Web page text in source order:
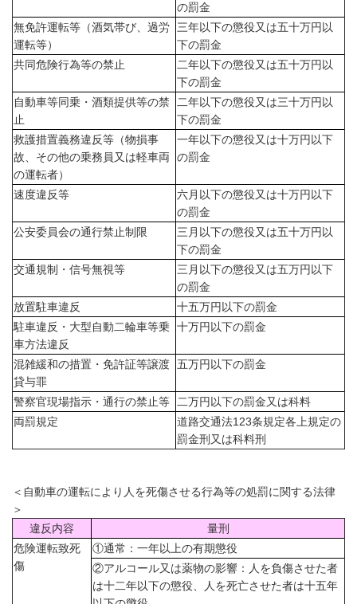
の罰金
無免許運転等（酒気帯び、過労
運転等）
三年以下の懲役又は五十万円以
下の罰金
共同危険行為等の禁止
二年以下の懲役又は五十万円以
下の罰金
自動車等同乗・酒類提供等の禁
止
二年以下の懲役又は三十万円以
下の罰金
救護措置義務違反等（物損事
故、その他の乗務員又は軽車両
の運転者）
一年以下の懲役又は十万円以下
の罰金
速度違反等
六月以下の懲役又は十万円以下
の罰金
公安委員会の通行禁止制限
三月以下の懲役又は五十万円以
下の罰金
交通規制・信号無視等
三月以下の懲役又は五万円以下
の罰金
放置駐車違反
十五万円以下の罰金
駐車違反・大型自動二輪車等乗
車方法違反
十万円以下の罰金
混雑緩和の措置・免許証等譲渡
貸与罪
五万円以下の罰金
警察官現場指示・通行の禁止等
二万円以下の罰金又は科料
両罰規定
道路交通法123条規定各上規定の
罰金刑又は科料刑
＜自動車の運転により人を死傷させる行為等の処罰に関する法律
＞
違反内容
量刑
危険運転致死
傷
①通常：一年以上の有期懲役
②アルコール又は薬物の影響：人を負傷させた者
は十二年以下の懲役、人を死亡させた者は十五年